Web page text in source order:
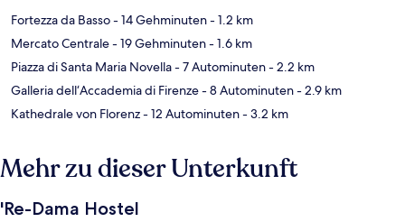
Fortezza da Basso- 14 Gehminuten- 1.2 km
Mercato Centrale- 19 Gehminuten- 1.6 km
Piazza di Santa Maria Novella- 7 Autominuten- 2.2 km
Galleria dell‘Accademia di Firenze- 8 Autominuten- 2.9 km
Kathedrale von Florenz- 12 Autominuten- 3.2 km
Mehr zu dieser Unterkunft
'Re-Dama Hostel